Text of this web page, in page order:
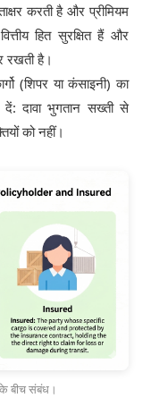
करती है और प्रीमियम
हित सुरक्षित हैं और
रखती है।
(शिपर या कंसाइनी) का
दें: दावा भुगतान सख्ती से
को नहीं।
बीच संबंध।